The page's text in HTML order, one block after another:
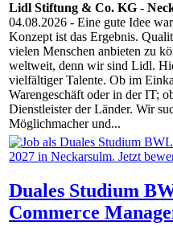
Lidl Stiftung & Co. KG -
04.08.2026 - Eine gute Idee
Konzept ist das Ergebnis.
vielen Menschen anbieten zu
weltweit, denn wir sind Lidl.
vielfältiger Talente. Ob im
Warengeschäft oder in der IT;
Dienstleister der Länder. Wir
Möglichmacher und...
Duales Studium
Commerce